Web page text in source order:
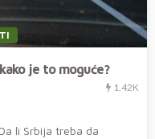
je to moguće?
1.42K
li Srbija treba da